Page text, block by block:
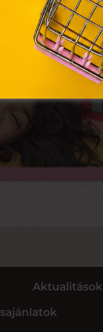
Aktualitások